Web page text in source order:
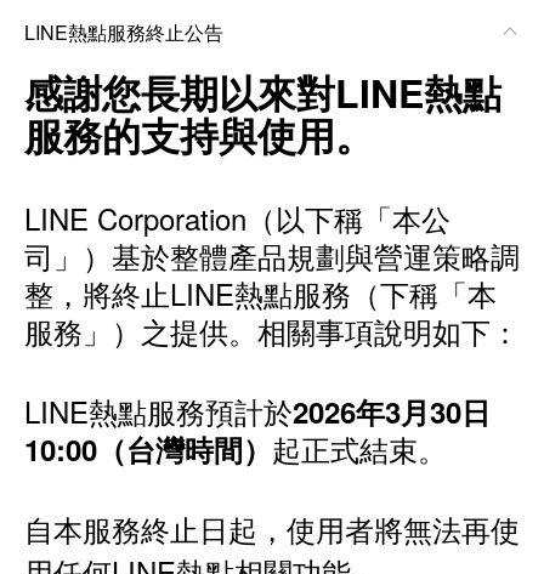
LINE熱點服務終止公告
感謝您長期以來對LINE熱點
服務的支持與使用。
LINE Corporation（以下稱「本公
司」）基於整體產品規劃與營運策略調
整，將終止LINE熱點服務（下稱「本
服務」）之提供。相關事項說明如下：
LINE熱點服務預計於2026年3月30日
10:00（台灣時間） 起正式結束。
自本服務終止日起，使用者將無法再使